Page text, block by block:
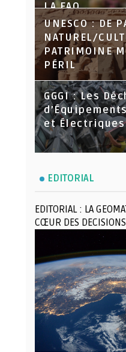
LA FAO
UNESCO : DE
NATUREL/
PATRIMOINE
PÉRIL
GGGI : Les
et Électriques
EDITORIAL
EDITORIAL : LA
CŒUR DES DECISIONS